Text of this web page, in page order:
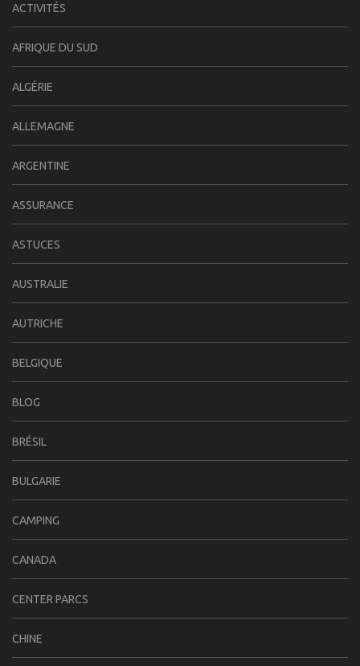
ACTIVITÉS
AFRIQUE DU SUD
ALGÉRIE
ALLEMAGNE
ARGENTINE
ASSURANCE
ASTUCES
AUSTRALIE
AUTRICHE
BELGIQUE
BLOG
BRÉSIL
BULGARIE
CAMPING
CANADA
CENTER PARCS
CHINE